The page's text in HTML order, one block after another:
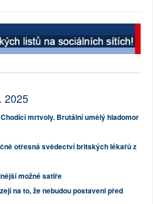
2025
mrtvoly. Brutální umělý hladomor
otřesná svědectví britských lékařů z
možné satiře
na to, že nebudou postaveni před